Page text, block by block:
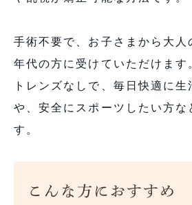
手術不要で、お子さまから大人
年代の方に受けていただけます
トレンズなしで、毎日快適に
や、安全にスポーツしたい方な
す。
こんな方におすすめ